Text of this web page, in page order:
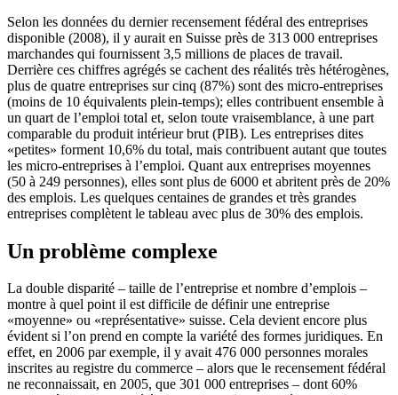
Selon les données du dernier recensement fédéral des entreprises
disponible (2008), il y aurait en Suisse près de 313 000 entreprises
marchandes qui fournissent 3,5 millions de places de travail.
Derrière ces chiffres agrégés se cachent des réalités très hétérogènes,
plus de quatre entreprises sur cinq (87%) sont des micro-entreprises
(moins de 10 équivalents plein-temps); elles contribuent ensemble à
un quart de l’emploi total et, selon toute vraisemblance, à une part
comparable du produit intérieur brut (PIB). Les entreprises dites
«petites» forment 10,6% du total, mais contribuent autant que toutes
les micro-entreprises à l’emploi. Quant aux entreprises moyennes
(50 à 249 personnes), elles sont plus de 6000 et abritent près de 20%
des emplois. Les quelques centaines de grandes et très grandes
entreprises complètent le tableau avec plus de 30% des emplois.
Un problème complexe
La double disparité – taille de l’entreprise et nombre d’emplois –
montre à quel point il est difficile de définir une entreprise
«moyenne» ou «représentative» suisse. Cela devient encore plus
évident si l’on prend en compte la variété des formes juridiques. En
effet, en 2006 par exemple, il y avait 476 000 personnes morales
inscrites au registre du commerce – alors que le recensement fédéral
ne reconnaissait, en 2005, que 301 000 entreprises – dont 60%